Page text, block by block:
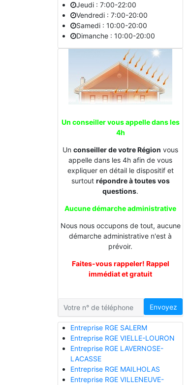
Jeudi : 7:00-22:00
Vendredi : 7:00-20:00
Samedi : 10:00-20:00
Dimanche : 10:00-20:00
Un conseiller vous appelle dans les
4h
Un conseiller de votre Région vous
appelle dans les 4h afin de vous
expliquer en détail le dispositif et
surtout répondre à toutes vos
questions.
Aucune démarche administrative
Nous nous occupons de tout, aucune
démarche administrative n'est à
prévoir.
Faites-vous rappeler! Rappel
immédiat et gratuit
Envoyez
Entreprise RGE SALERM
Entreprise RGE VIELLE-LOURON
Entreprise RGE LAVERNOSE-
LACASSE
Entreprise RGE MAILHOLAS
Entreprise RGE VILLENEUVE-